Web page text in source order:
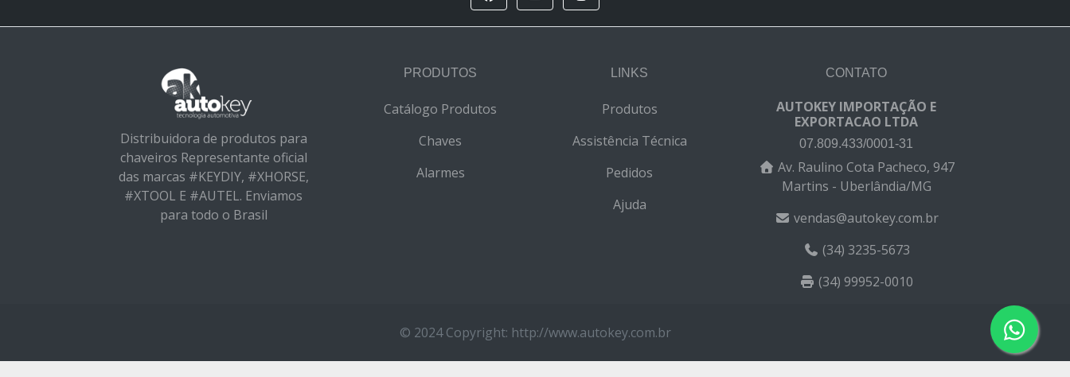
Distribuidora de produtos para
chaveiros Representante oficial
das marcas #KEYDIY, #XHORSE,
#XTOOL E #AUTEL. Enviamos
para todo o Brasil
PRODUTOS
Catálogo Produtos
Chaves
Alarmes
LINKS
Produtos
Assistência Técnica
Pedidos
Ajuda
CONTATO
AUTOKEY IMPORTAÇÃO E
EXPORTACAO LTDA
07.809.433/0001-31
Av. Raulino Cota Pacheco, 947
Martins - Uberlândia/MG
vendas@autokey.com.br
(34) 3235-5673
(34) 99952-0010
© 2024 Copyright: http://www.autokey.com.br